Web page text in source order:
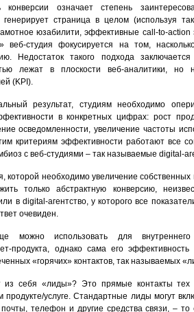
конверсии означает степень
страница в целом (используя
юзабилити, эффективные call-to-action
веб-студия фокусируется на том,
Недостаток такого подхода
лежат в плоскости веб-аналитики, но
(KPI).
результат, студиям необходимо
в конкретных цифрах: рост
осведомленности, увеличение частоты
критериям эффективности работают все
с веб-студиями – так называемые digital-
которой необходимо увеличение
только абстрактную конверсию,
в digital-агентство, у которого все
очевиден.
можно использовать для
продукта, однако сама его
«горячих» контактов, так называемых
из себя «лиды»? Это прямые контакты тех
продукте/услуге. Стандартные лиды могут
телефон и другие средства связи, – то